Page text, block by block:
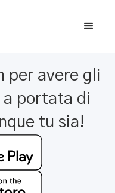
per avere gli
a portata di
tu sia!